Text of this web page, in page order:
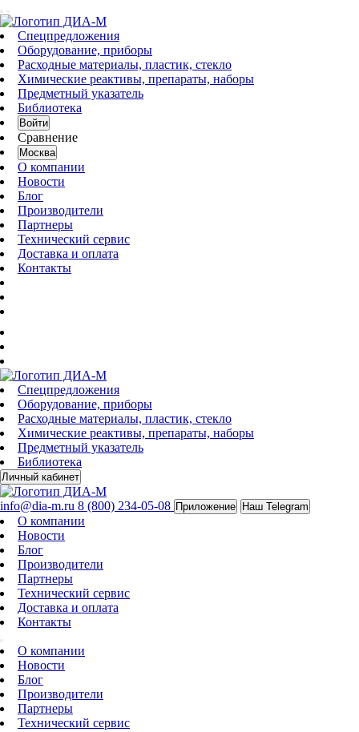
Спецпредложения
Оборудование, приборы
Расходные материалы, пластик, стекло
Химические реактивы, препараты, наборы
Предметный указатель
Библиотека
Войти
Сравнение
Москва
О компании
Новости
Блог
Производители
Партнеры
Технический сервис
Доставка и оплата
Контакты
Спецпредложения
Оборудование, приборы
Расходные материалы, пластик, стекло
Химические реактивы, препараты, наборы
Предметный указатель
Библиотека
Личный кабинет
info@dia-m.ru 8 (800) 234-05-08 Приложение Наш Telegram
О компании
Новости
Блог
Производители
Партнеры
Технический сервис
Доставка и оплата
Контакты
О компании
Новости
Блог
Производители
Партнеры
Технический сервис